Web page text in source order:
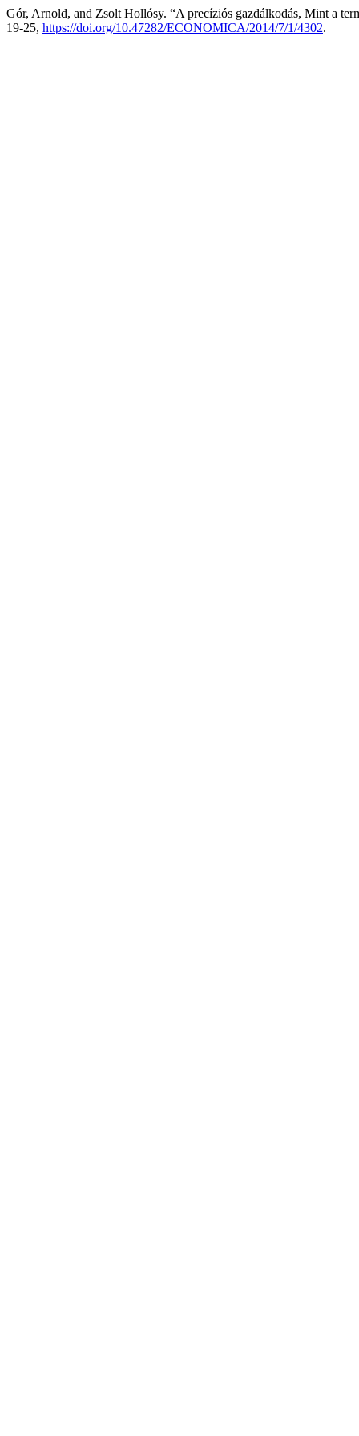
Gór, Arnold, and Zsolt Hollósy. “A precíziós gazdálkodás, Mint a
19-25, https://doi.org/10.47282/ECONOMICA/2014/7/1/4302.